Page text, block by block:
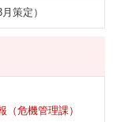
危機管理課）
策定）